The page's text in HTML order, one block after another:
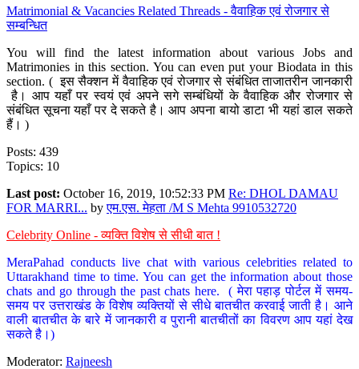
Matrimonial & Vacancies Related Threads - वैवाहिक एवं रोजगार से
सम्बन्धित
You will find the latest information about various Jobs and
Matrimonies in this section. You can even put your Biodata in this
section. ( इस सैक्शन में वैवाहिक एवं रोजगार से संबंधित ताजातरीन जानकारी
है। आप यहाँ पर स्वयं एवं अपने सगे सम्बंधियों के वैवाहिक और रोजगार से
संबंधित सूचना यहाँ पर दे सकते है। आप अपना बायो डाटा भी यहां डाल सकते
हैं। )
Posts: 439
Topics: 10
Last post: October 16, 2019, 10:52:33 PM Re: DHOL DAMAU
FOR MARRI... byएम.एस. मेहता /M S Mehta 9910532720
Celebrity Online - व्यक्ति विशेष से सीधी बात !
MeraPahad conducts live chat with various celebrities related to
Uttarakhand time to time. You can get the information about those
chats and go through the past chats here. ( मेरा पहाड़ पोर्टल में समय-
समय पर उत्तराखंड के विशेष व्यक्तियों से सीधे बातचीत करवाई जाती है। आने
वाली बातचीत के बारे में जानकारी व पुरानी बातचीतों का विवरण आप यहां देख
सकते है।)
Moderator: Rajneesh